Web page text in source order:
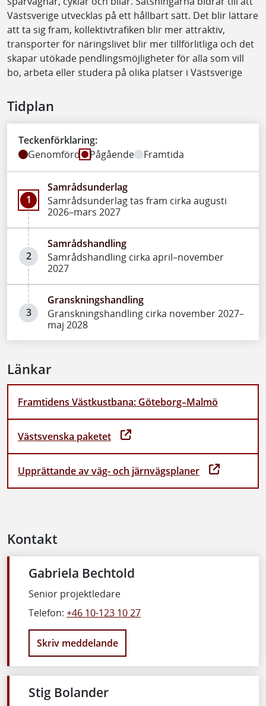
Västsverige utvecklas på ett hållbart sätt. Det blir lättare
att ta sig fram, kollektivtrafiken blir mer attraktiv,
transporter för näringslivet blir mer tillförlitliga och det
skapar utökade pendlingsmöjligheter för alla som vill
bo, arbeta eller studera på olika platser i Västsverige
Tidplan
Teckenförklaring:
Genomförd
Pågående Framtida
1
Samrådsunderlag
Samrådsunderlag tas fram cirka augusti
2026–mars 2027
2
Samrådshandling
Samrådshandling cirka april–november
2027
3
Granskningshandling
Granskningshandling cirka november 2027–
maj 2028
Länkar
Framtidens Västkustbana: Göteborg–Malmö
Västsvenska paketet
Upprättande av väg- och järnvägsplaner
Kontakt
Gabriela Bechtold
Senior projektledare
Telefon: +46 10-123 10 27
Skriv meddelande
Stig Bolander